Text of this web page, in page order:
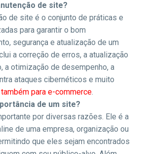
de site?
de site é o conjunto de práticas e
para garantir o bom
segurança e atualização de um
a correção de erros, a atualização
a otimização de desempenho, a
ataques cibernéticos e muito
para e-commerce.
de um site?
por diversas razões. Ele é a
de uma empresa, organização ou
que eles sejam encontrados